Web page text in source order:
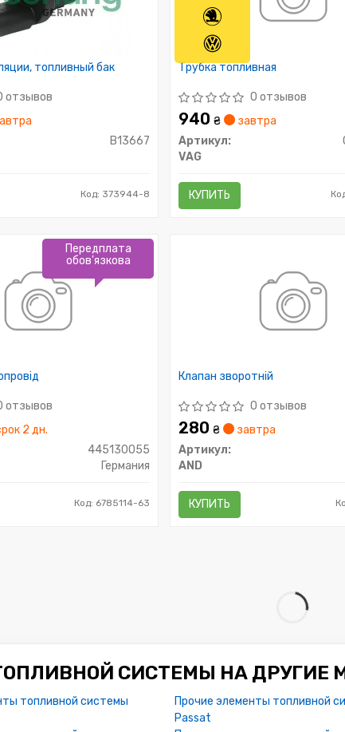
топливный бак
отзывов
B13667
Код: 373944-8
Трубка топливная
0 отзывов
940₴
завтра
Артикул:
VAG
КУПИТЬ
отзывов
2 дн.
445130055
Германия
Код: 6785114-63
Передплата
обов'язкова
Клапан зворотнiй
0 отзывов
280₴
завтра
Артикул:
AND
КУПИТЬ
СИСТЕМЫ НА ДРУГИЕ
топливной системы
Прочие элементы топливной
Passat